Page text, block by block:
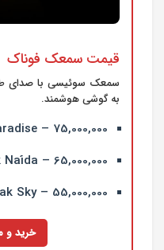
قیمت سمعک فوناک
سمعک سوئیسی با صدای
به گوشی هوشمند.
– 75,000,000
– 65,000,000
Sky – 55,000,000
خرید و